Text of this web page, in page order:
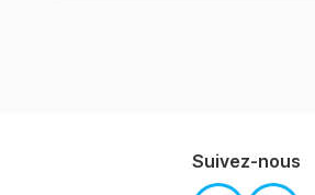
Suivez-nous